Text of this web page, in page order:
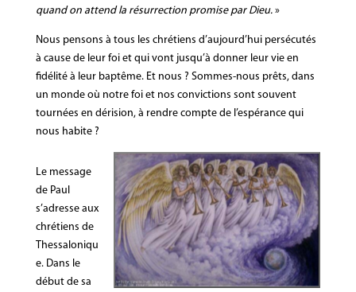
quand on attend la résurrection promise par Dieu.»
Nous pensons à tous les chrétiens d’aujourd’hui persécutés
à cause de leur foi et qui vont jusqu’à donner leur vie en
fidélité à leur baptême. Et nous ? Sommes-nous prêts, dans
un monde où notre foi et nos convictions sont souvent
tournées en dérision, à rendre compte de l’espérance qui
nous habite ?
Le message
de Paul
s’adresse aux
chrétiens de
Thessaloniqu
e. Dans le
début de sa